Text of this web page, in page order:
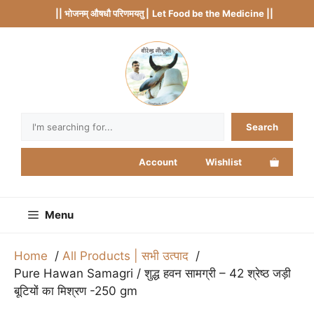
to
|| भोजनम् औषधौ परिणमयतु | Let Food be the Medicine ||
Search
Account Wishlist
Menu
Home
All Products | सभी उत्पाद
Pure Hawan Samagri / शुद्ध हवन सामग्री – 42 श्रेष्ठ जड़ी
बूटियों का मिश्रण -250 gm